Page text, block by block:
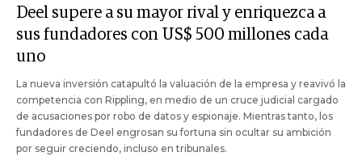
Deel supere a su mayor rival y enriquezca a
sus fundadores con US$ 500 millones cada
uno
La nueva inversión catapultó la valuación de la empresa y reavivó la
competencia con Rippling, en medio de un cruce judicial cargado
de acusaciones por robo de datos y espionaje. Mientras tanto, los
fundadores de Deel engrosan su fortuna sin ocultar su ambición
por seguir creciendo, incluso en tribunales.